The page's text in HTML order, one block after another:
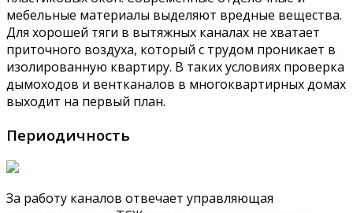
мебельные материалы выделяют вредные вещества.
Для хорошей тяги в вытяжных каналах не хватает
приточного воздуха, который с трудом проникает в
изолированную квартиру. В таких условиях проверка
дымоходов и вентканалов в многоквартирных домах
выходит на первый план.
Периодичность
За работу каналов отвечает управляющая